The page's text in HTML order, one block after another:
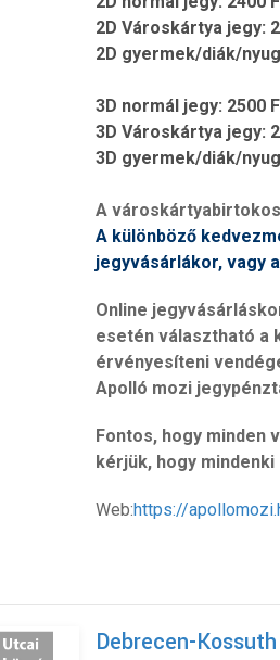
2D Városkártya jegy:
2D gyermek/diák/
3D normál jegy: 2500
3D Városkártya jegy:
3D gyermek/diák/
A
A különböző
jegyvásárlákor, vagy
Online
esetén választható a
érvényesíteni
Apolló mozi
Fontos, hogy minden
kérjük, hogy
Web:https://
Debrecen-